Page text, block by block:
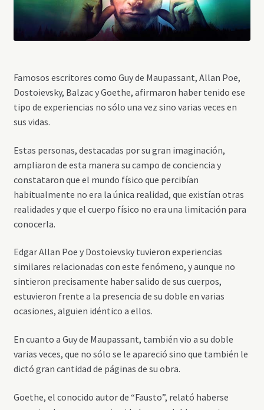
Famosos escritores como Guy de Maupassant, Allan Poe,
Dostoievsky, Balzac y Goethe, afirmaron haber tenido ese
tipo de experiencias no sólo una vez sino varias veces en
sus vidas.
Estas personas, destacadas por su gran imaginación,
ampliaron de esta manera su campo de conciencia y
constataron que el mundo físico que percibían
habitualmente no era la única realidad, que existían otras
realidades y que el cuerpo físico no era una limitación para
conocerla.
Edgar Allan Poe y Dostoievsky tuvieron experiencias
similares relacionadas con este fenómeno, y aunque no
sintieron precisamente haber salido de sus cuerpos,
estuvieron frente a la presencia de su doble en varias
ocasiones, alguien idéntico a ellos.
En cuanto a Guy de Maupassant, también vio a su doble
varias veces, que no sólo se le apareció sino que también le
dictó gran cantidad de páginas de su obra.
Goethe, el conocido autor de “Fausto”, relató haberse